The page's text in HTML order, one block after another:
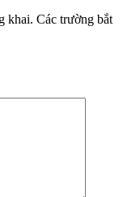
khai. Các trường bắt